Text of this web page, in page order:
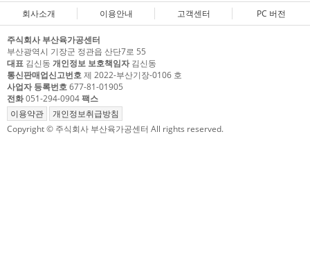
회사소개 이용안내 고객센터 PC 버전
주식회사 부산육가공센터
부산광역시 기장군 정관읍 산단7로 55
대표 김신동 개인정보 보호책임자김신동
통신판매업신고번호제 2022-부산기장-0106 호
사업자 등록번호677-81-01905
전화051-294-0904팩스
이용약관
개인정보취급방침
Copyright © 주식회사 부산육가공센터 All rights reserved.